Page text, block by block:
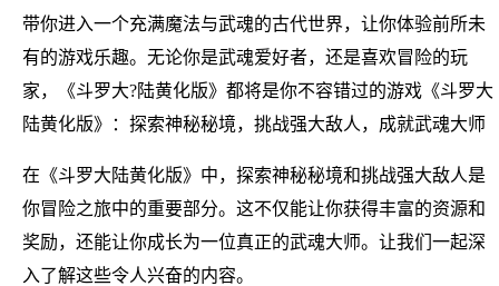
带你进入一个充满魔法与武魂的古代世界，让你体验前所未
有的游戏乐趣。无论你是武魂爱好者，还是喜欢冒险的玩
家，《斗罗大?陆黄化版》都将是你不容错过的游戏《斗罗大
陆黄化版》：探索神秘秘境，挑战强大敌人，成就武魂大师
在《斗罗大陆黄化版》中，探索神秘秘境和挑战强大敌人是
你冒险之旅中的重要部分。这不仅能让你获得丰富的资源和
奖励，还能让你成长为一位真正的武魂大师。让我们一起深
入了解这些令人兴奋的内容。